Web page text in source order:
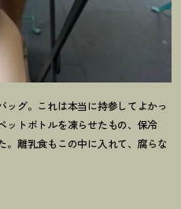
ッグ。これは本当に持参してよかっ
ットボトルを凍らせたもの、保冷
。離乳食もこの中に入れて、腐らな